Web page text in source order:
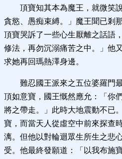
頂寶知其本為魔王，就微笑
貪慾、愚痴束縛。」魔王聞已剎
頂寶哭訴了一些心生厭離之話語
修法，再勿沉溺痛苦之中。」他
求她再回瑪熱澤身邊。
難忍國王派來之五位婆羅門
頂如意寶，國王慨然應允：「你
將之帶走。」此時大地震動不已
寶，而當天人從虛空中前來探查
漓。但他以對輪迴眾生所生之悲
受。他最終發願道：「以我布施